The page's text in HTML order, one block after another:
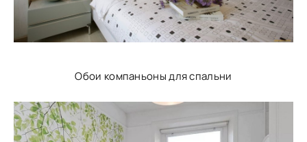
Обои компаньоны для спальни